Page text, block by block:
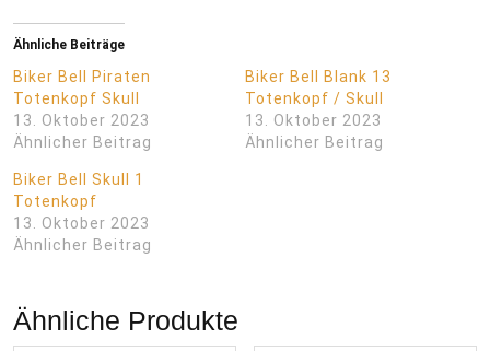
Ähnliche Beiträge
Biker Bell Piraten
Totenkopf Skull
13. Oktober 2023
Ähnlicher Beitrag
Biker Bell Blank 13
Totenkopf / Skull
13. Oktober 2023
Ähnlicher Beitrag
Biker Bell Skull 1
Totenkopf
13. Oktober 2023
Ähnlicher Beitrag
Ähnliche Produkte